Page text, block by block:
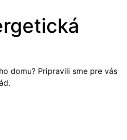
domu? Pripravili sme pre vás